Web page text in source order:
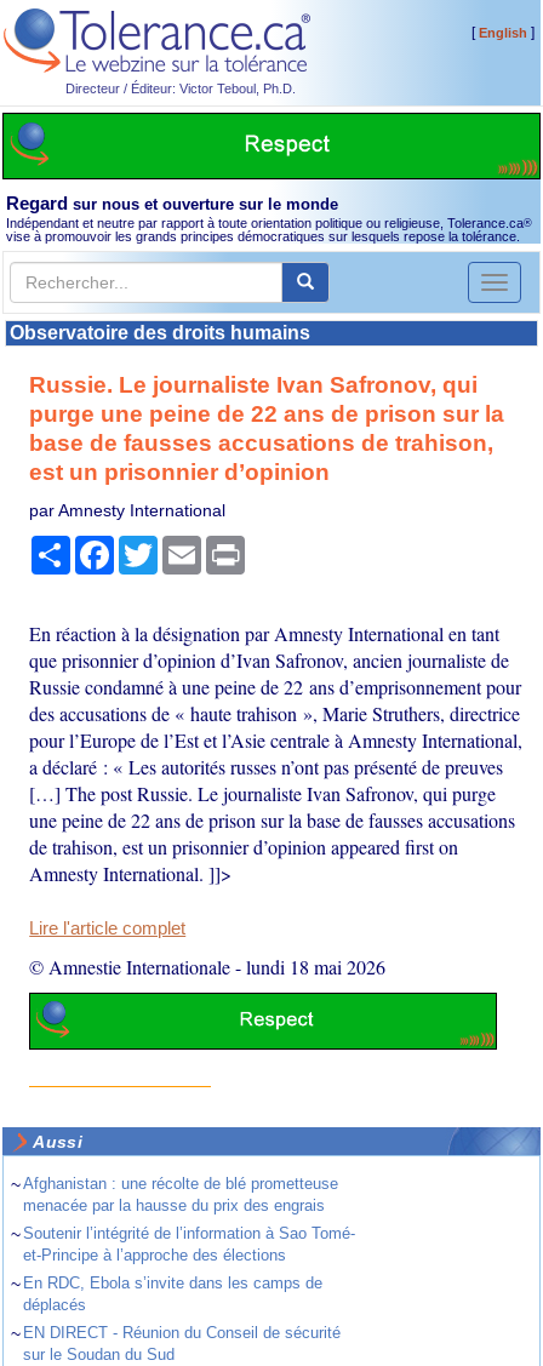
Directeur / Éditeur: Victor Teboul, Ph.D.
[English ]
Regard sur nous et ouverture sur le monde
Indépendant et neutre par rapport à toute orientation politique ou religieuse, Tolerance.ca®
vise à promouvoir les grands principes démocratiques sur lesquels repose la tolérance.
Toggle
Observatoire des droits humains
Russie. Le journaliste Ivan Safronov, qui
purge une peine de 22 ans de prison sur la
base de fausses accusations de trahison,
est un prisonnier d’opinion
par Amnesty International
PartagerFacebook
TwitterEmail
En réaction à la désignation par Amnesty International en tant
que prisonnier d’opinion d’Ivan Safronov, ancien journaliste de
Russie condamné à une peine de 22 ans d’emprisonnement pour
des accusations de « haute trahison », Marie Struthers, directrice
pour l’Europe de l’Est et l’Asie centrale à Amnesty International,
a déclaré : « Les autorités russes n’ont pas présenté de preuves
[…] The post Russie. Le journaliste Ivan Safronov, qui purge
une peine de 22 ans de prison sur la base de fausses accusations
de trahison, est un prisonnier d’opinion appeared first on
Amnesty International. ]]>
Lire l'article complet
© Amnestie Internationale-lundi 18 mai 2026
Aussi
~Afghanistan : une récolte de blé prometteuse
menacée par la hausse du prix des engrais
~Soutenir l’intégrité de l’information à Sao Tomé-
et-Principe à l’approche des élections
~ En RDC, Ebola s’invite dans les camps de
déplacés
~ EN DIRECT - Réunion du Conseil de sécurité
sur le Soudan du Sud